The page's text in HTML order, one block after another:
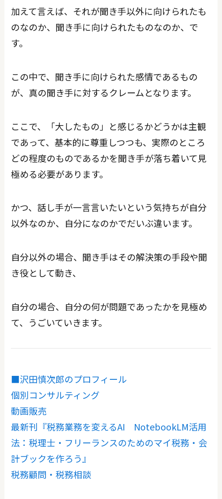
加えて言えば、それが聞き手以外に向けられたも
のなのか、聞き手に向けられたものなのか、で
す。
この中で、聞き手に向けられた感情であるもの
が、真の聞き手に対するクレームとなります。
ここで、「大したもの」と感じるかどうかは主観
であって、基本的に尊重しつつも、実際のところ
どの程度のものであるかを聞き手が落ち着いて見
極める必要があります。
かつ、話し手が一言言いたいという気持ちが自分
以外なのか、自分になのかでだいぶ違います。
自分以外の場合、聞き手はその解決策の手段や聞
き役として動き、
自分の場合、自分の何が問題であったかを見極め
て、うごいていきます。
■沢田慎次郎のプロフィール
個別コンサルティング
動画販売
最新刊『税務業務を変えるAI NotebookLM活用
法：税理士・フリーランスのためのマイ税務・会
計ブックを作ろう』
税務顧問・税務相談